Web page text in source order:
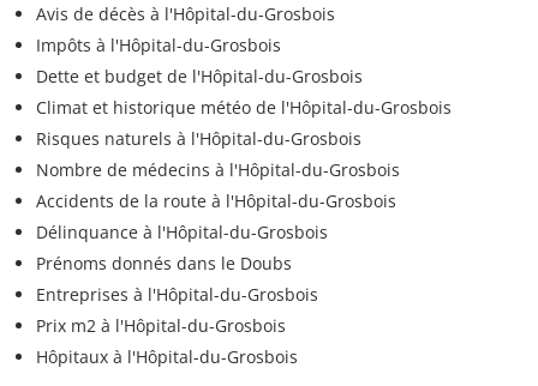
Avis de décès à l'Hôpital-du-Grosbois
Impôts à l'Hôpital-du-Grosbois
Dette et budget de l'Hôpital-du-Grosbois
Climat et historique météo de l'Hôpital-du-Grosbois
Risques naturels à l'Hôpital-du-Grosbois
Nombre de médecins à l'Hôpital-du-Grosbois
Accidents de la route à l'Hôpital-du-Grosbois
Délinquance à l'Hôpital-du-Grosbois
Prénoms donnés dans le Doubs
Entreprises à l'Hôpital-du-Grosbois
Prix m2 à l'Hôpital-du-Grosbois
Hôpitaux à l'Hôpital-du-Grosbois